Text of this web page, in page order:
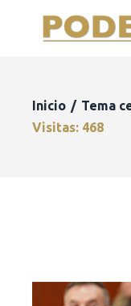
Inicio
Tema
Visitas: 468